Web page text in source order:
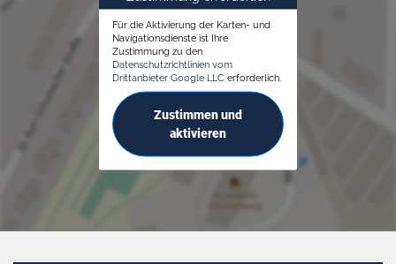
Für die Aktivierung der Karten- und
Navigationsdienste ist Ihre
Zustimmung zu den
Datenschutzrichtlinien vom
Drittanbieter Google LLC erforderlich.
Zustimmen und
aktivieren